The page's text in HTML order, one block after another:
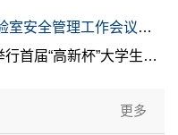
上一篇：学校召开2025年实验室安全管理工作会议暨实验室安全培训会
下一篇：广东石油化工学院举行首届“高新杯”大学生AI应用大赛校赛启动仪式暨专家报告会
更多